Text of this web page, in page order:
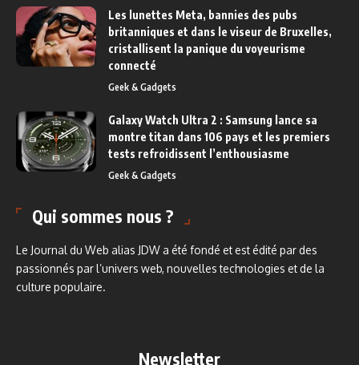
Les lunettes Meta, bannies des pubs
britanniques et dans le viseur de Bruxelles,
cristallisent la panique du voyeurisme
connecté
Geek & Gadgets
Galaxy Watch Ultra 2 : Samsung lance sa
montre titan dans 106 pays et les premiers
tests refroidissent l’enthousiasme
Geek & Gadgets
Qui sommes nous ?
Le Journal du Web alias JDW a été fondé et est édité par des
passionnés par l’univers web, nouvelles technologies et de la
culture populaire.
Newsletter